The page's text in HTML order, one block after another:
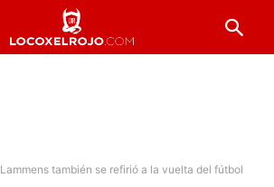
Lammens también se refirió a la vuelta del fútbol